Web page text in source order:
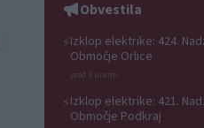
Obvestila
⚡Izklop elektrike: 424.
Območje Orlice
pred 3 urami
⚡Izklop elektrike: 421.
Območje Podkraj